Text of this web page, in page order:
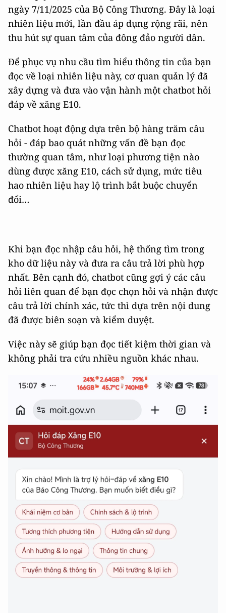
ngày 7/11/2025 của Bộ Công Thương. Đây là loại
nhiên liệu mới, lần đầu áp dụng rộng rãi, nên
thu hút sự quan tâm của đông đảo người dân.
Để phục vụ nhu cầu tìm hiểu thông tin của bạn
đọc về loại nhiên liệu này, cơ quan quản lý đã
xây dựng và đưa vào vận hành một chatbot hỏi
đáp về xăng E10.
Chatbot hoạt động dựa trên bộ hàng trăm câu
hỏi - đáp bao quát những vấn đề bạn đọc
thường quan tâm, như loại phương tiện nào
dùng được xăng E10, cách sử dụng, mức tiêu
hao nhiên liệu hay lộ trình bắt buộc chuyển
đổi…
Khi bạn đọc nhập câu hỏi, hệ thống tìm trong
kho dữ liệu này và đưa ra câu trả lời phù hợp
nhất. Bên cạnh đó, chatbot cũng gợi ý các câu
hỏi liên quan để bạn đọc chọn hỏi và nhận được
câu trả lời chính xác, tức thì dựa trên nội dung
đã được biên soạn và kiểm duyệt.
Việc này sẽ giúp bạn đọc tiết kiệm thời gian và
không phải tra cứu nhiều nguồn khác nhau.